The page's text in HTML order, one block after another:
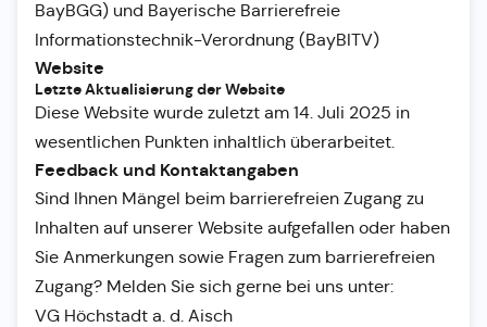
BayBGG) und Bayerische Barrierefreie
Informationstechnik-Verordnung (BayBITV)
Website
Letzte Aktualisierung der Website
Diese Website wurde zuletzt am 14. Juli 2025 in
wesentlichen Punkten inhaltlich überarbeitet.
Feedback und Kontaktangaben
Sind Ihnen Mängel beim barrierefreien Zugang zu
Inhalten auf unserer Website aufgefallen oder haben
Sie Anmerkungen sowie Fragen zum barrierefreien
Zugang? Melden Sie sich gerne bei uns unter:
VG Höchstadt a. d. Aisch